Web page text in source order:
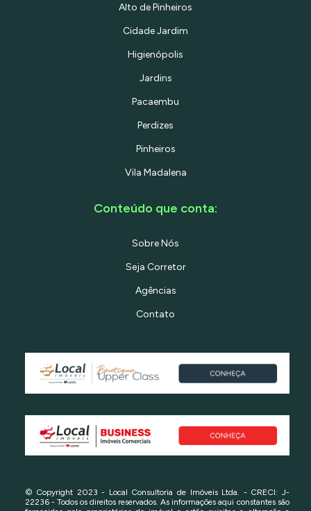
Alto de Pinheiros
Cidade Jardim
Higienópolis
Jardins
Pacaembu
Perdizes
Pinheiros
Vila Madalena
Conteúdo que conta:
Sobre Nós
Seja Corretor
Agências
Contato
© Copyright 2023 - Local Consultoria de Imóveis Ltda. - CRECI: J-
22236 - Todos os direitos reservados. As informações aqui constantes são